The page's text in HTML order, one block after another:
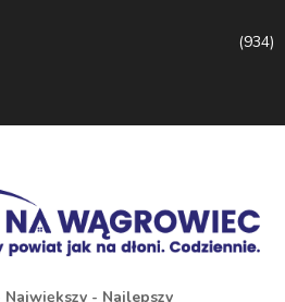
(934)
Największy - Najlepszy